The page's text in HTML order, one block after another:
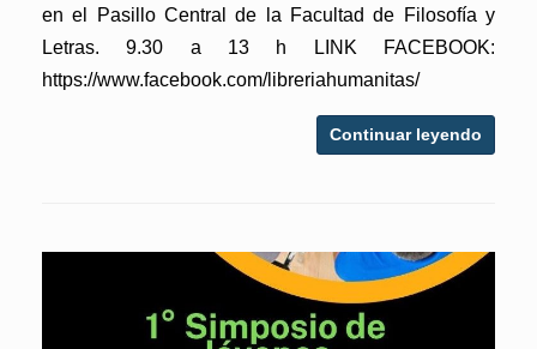
en el Pasillo Central de la Facultad de Filosofía y
Letras. 9.30 a 13 h LINK FACEBOOK:
https://www.facebook.com/libreriahumanitas/
Continuar leyendo